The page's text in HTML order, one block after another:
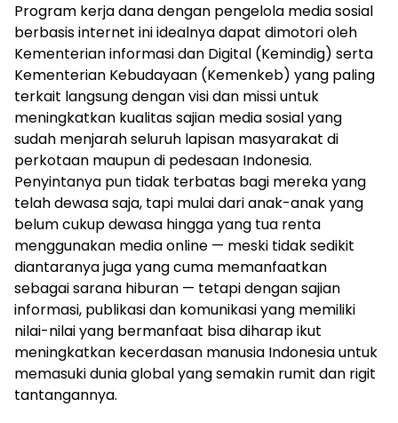
Program kerja dana dengan pengelola media sosial
berbasis internet ini idealnya dapat dimotori oleh
Kementerian informasi dan Digital (Kemindig) serta
Kementerian Kebudayaan (Kemenkeb) yang paling
terkait langsung dengan visi dan missi untuk
meningkatkan kualitas sajian media sosial yang
sudah menjarah seluruh lapisan masyarakat di
perkotaan maupun di pedesaan Indonesia.
Penyintanya pun tidak terbatas bagi mereka yang
telah dewasa saja, tapi mulai dari anak-anak yang
belum cukup dewasa hingga yang tua renta
menggunakan media online — meski tidak sedikit
diantaranya juga yang cuma memanfaatkan
sebagai sarana hiburan — tetapi dengan sajian
informasi, publikasi dan komunikasi yang memiliki
nilai-nilai yang bermanfaat bisa diharap ikut
meningkatkan kecerdasan manusia Indonesia untuk
memasuki dunia global yang semakin rumit dan rigit
tantangannya.